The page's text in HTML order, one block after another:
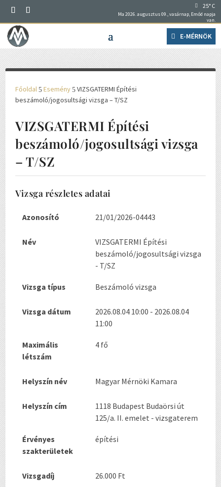
25° C
Ma 2026. augusztus 09., vasárnap, Emőd napja
van.
E-MÉRNÖK
Főoldal 5 Esemény 5 VIZSGATERMI Építési
beszámoló/jogosultsági vizsga – T/SZ
VIZSGATERMI Építési
beszámoló/jogosultsági vizsga
– T/SZ
Vizsga részletes adatai
Azonosító 21/01/2026-04443
Név
VIZSGATERMI Építési
beszámoló/jogosultsági vizsga
- T/SZ
Vizsga típus Beszámoló vizsga
Vizsga dátum
2026.08.04 10:00 - 2026.08.04
11:00
Maximális
létszám
4 fő
Helyszín név Magyar Mérnöki Kamara
Helyszín cím
1118 Budapest Budaörsi út
125/a. II. emelet - vizsgaterem
Érvényes
szakterületek
építési
Vizsgadíj 26.000 Ft